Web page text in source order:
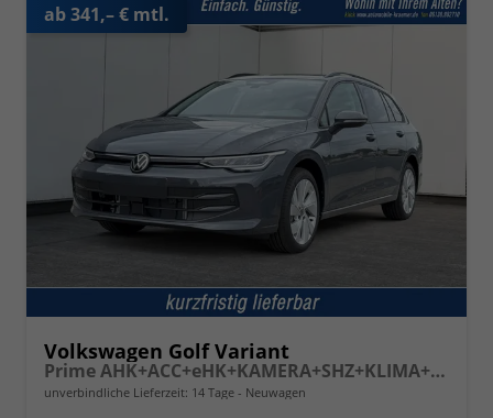
ab 341,– € mtl.
Volkswagen Golf Variant
Prime AHK+ACC+eHK+KAMERA+SHZ+KLIMA+LED+17" ALU
unverbindliche Lieferzeit: 14 Tage Neuwagen